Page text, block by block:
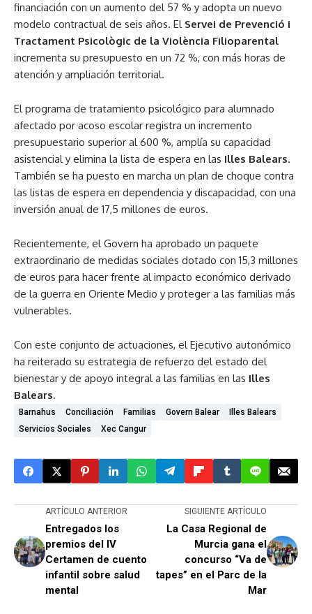
financiación con un aumento del 57 % y adopta un nuevo
modelo contractual de seis años. El Servei de Prevenció i
Tractament Psicològic de la Violència Filioparental
incrementa su presupuesto en un 72 %, con más horas de
atención y ampliación territorial.
El programa de tratamiento psicológico para alumnado
afectado por acoso escolar registra un incremento
presupuestario superior al 600 %, amplía su capacidad
asistencial y elimina la lista de espera en las Illes Balears.
También se ha puesto en marcha un plan de choque contra
las listas de espera en dependencia y discapacidad, con una
inversión anual de 17,5 millones de euros.
Recientemente, el Govern ha aprobado un paquete
extraordinario de medidas sociales dotado con 15,3 millones
de euros para hacer frente al impacto económico derivado
de la guerra en Oriente Medio y proteger a las familias más
vulnerables.
Con este conjunto de actuaciones, el Ejecutivo autonómico
ha reiterado su estrategia de refuerzo del estado del
bienestar y de apoyo integral a las familias en las Illes
Balears.
Barnahus Conciliación Familias Govern Balear
Illes Balears
Servicios Sociales
Xec Cangur
ARTÍCULO ANTERIOR
Entregados los
premios del IV
Certamen de cuento
infantil sobre salud
mental
SIGUIENTE ARTÍCULO
La Casa Regional de
Murcia gana el
concurso “Va de
tapes” en el Parc de la
Mar